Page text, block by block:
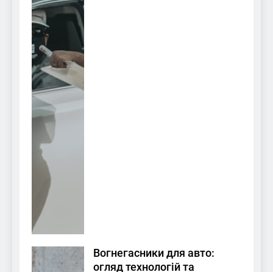
Вогнегасники для авто:
огляд технологій та